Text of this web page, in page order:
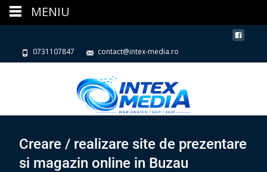
0731107847 contact@intex-media.ro
Creare / realizare site de prezentare
si magazin online in Buzau
MENIU